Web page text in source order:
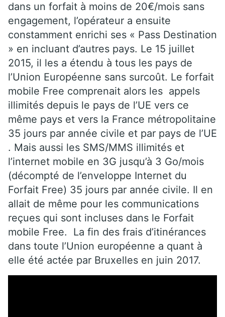
dans un forfait à moins de 20€/mois sans
engagement, l’opérateur a ensuite
constamment enrichi ses « Pass Destination
» en incluant d’autres pays. Le 15 juillet
2015, il les a étendu à tous les pays de
l’Union Européenne sans surcoût. Le forfait
mobile Free comprenait alors les appels
illimités depuis le pays de l’UE vers ce
même pays et vers la France métropolitaine
35 jours par année civile et par pays de l’UE
. Mais aussi les SMS/MMS illimités et
l’internet mobile en 3G jusqu’à 3 Go/mois
(décompté de l’enveloppe Internet du
Forfait Free) 35 jours par année civile. Il en
allait de même pour les communications
reçues qui sont incluses dans le Forfait
mobile Free. La fin des frais d’itinérances
dans toute l’Union européenne a quant à
elle été actée par Bruxelles en juin 2017.